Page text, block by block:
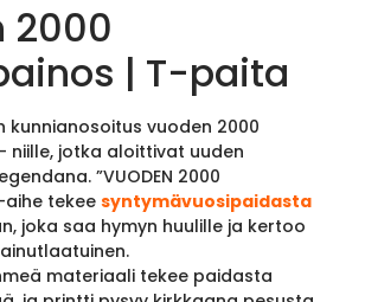
2000
| T-paita
vuoden 2000
niille, jotka aloittivat uuden
”VUODEN 2000
-aihe tekeesyntymävuosipaidasta
joka saa hymyn huulille ja kertoo
materiaali tekee paidasta